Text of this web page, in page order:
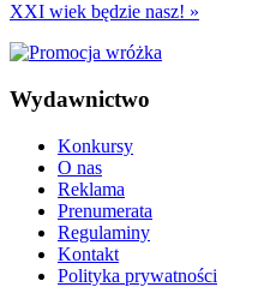
XXI wiek będzie nasz! »
Wydawnictwo
Konkursy
O nas
Reklama
Prenumerata
Regulaminy
Kontakt
Polityka prywatności